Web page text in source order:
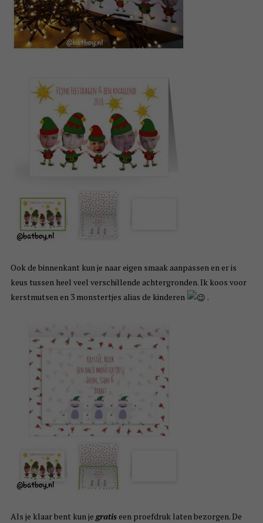
Ook de binnenkant kun je naar eigen smaak aanpassen en er is
keus tussen heel veel verschillende achtergronden. Ik koos voor
kerstmutsen en 3 monstertjes alias de kinderen
.
Als je klaar bent kun je gratiseen proefdruk laten bezorgen. De